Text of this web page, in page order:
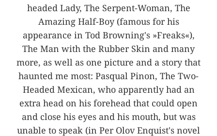
headed Lady, The Serpent-Woman, The
Amazing Half-Boy (famous for his
appearance in Tod Browning's »Freaks«),
The Man with the Rubber Skin and many
more, as well as one picture and a story that
haunted me most: Pasqual Pinon, The Two-
Headed Mexican, who apparently had an
extra head on his forehead that could open
and close his eyes and his mouth, but was
unable to speak (in Per Olov Enquist's novel